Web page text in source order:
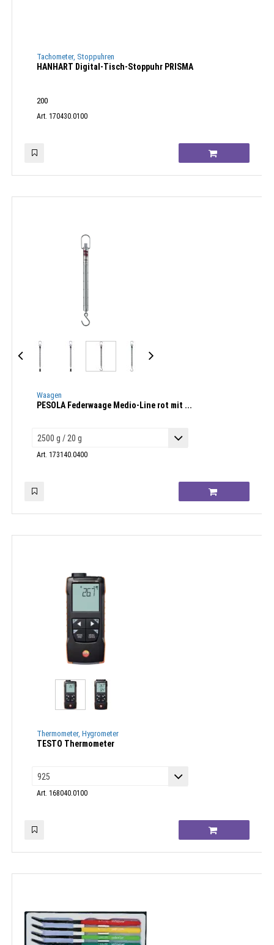
Tachometer, Stoppuhren
HANHART Digital-Tisch-Stoppuhr PRISMA
200
Art. 170430.0100
Waagen
PESOLA Federwaage Medio-Line rot mit ...
Art. 173140.0400
Thermometer, Hygrometer
TESTO Thermometer
Art. 168040.0100